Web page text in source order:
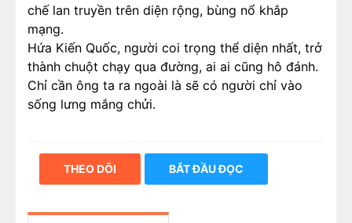
chế lan truyền trên diện rộng, bùng nổ khắp
mạng.
Hứa Kiến Quốc, người coi trọng thể diện nhất, trở
thành chuột chạy qua đường, ai ai cũng hô đánh.
Chỉ cần ông ta ra ngoài là sẽ có người chỉ vào
sống lưng mắng chửi.
THEO DÕI BẮT ĐẦU ĐỌC